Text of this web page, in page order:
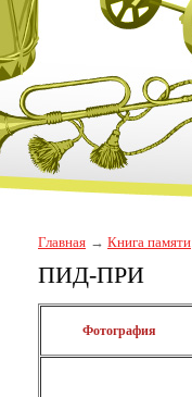
Главная Книга памяти
ПИД-ПРИ
Фотография